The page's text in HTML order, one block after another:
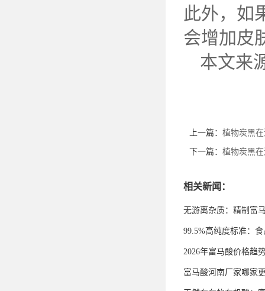
此外，如
会增加皮
本文来
上一篇： 植物炭黑
下一篇： 植物炭黑
相关新闻：
无游离杂质：精制富
99.5%高纯度标准：
2026年富马酸价格趋
富马酸河南厂家哪家